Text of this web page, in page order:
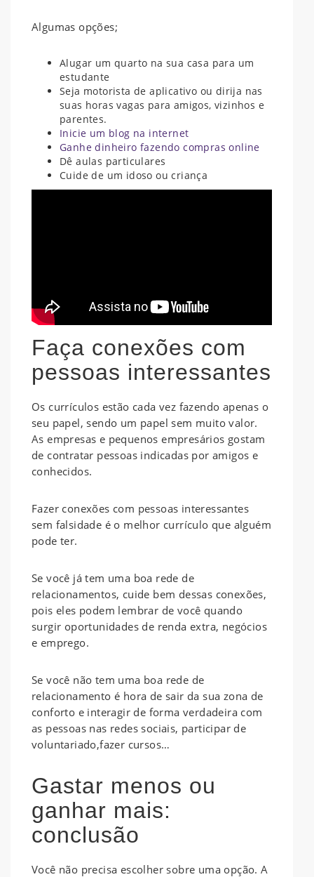
Algumas opções;
Alugar um quarto na sua casa para um
estudante
Seja motorista de aplicativo ou dirija nas
suas horas vagas para amigos, vizinhos e
parentes.
Inicie um blog na internet
Ganhe dinheiro fazendo compras online
Dê aulas particulares
Cuide de um idoso ou criança
Faça conexões com
pessoas interessantes
Os currículos estão cada vez fazendo apenas o
seu papel, sendo um papel sem muito valor.
As empresas e pequenos empresários gostam
de contratar pessoas indicadas por amigos e
conhecidos.
Fazer conexões com pessoas interessantes
sem falsidade é o melhor currículo que alguém
pode ter.
Se você já tem uma boa rede de
relacionamentos, cuide bem dessas conexões,
pois eles podem lembrar de você quando
surgir oportunidades de renda extra, negócios
e emprego.
Se você não tem uma boa rede de
relacionamento é hora de sair da sua zona de
conforto e interagir de forma verdadeira com
as pessoas nas redes sociais, participar de
voluntariado,fazer cursos…
Gastar menos ou
ganhar mais:
conclusão
Você não precisa escolher sobre uma opção. A